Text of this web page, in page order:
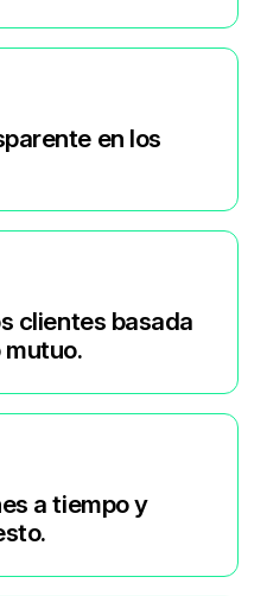
en los
clientes basada
mutuo.
a tiempo y